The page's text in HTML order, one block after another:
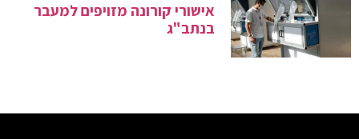
אישורי קורונה מזויפים למעבר
בנתב"ג